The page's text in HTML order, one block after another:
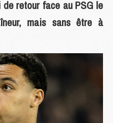
retour face au PSG le
mais sans être à